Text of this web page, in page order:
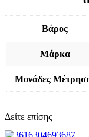
Βάρος
Μάρκα
Μονάδες
Δείτε επίσης